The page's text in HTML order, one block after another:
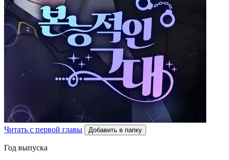
Читать с первой главы Добавить в папку
Год выпуска